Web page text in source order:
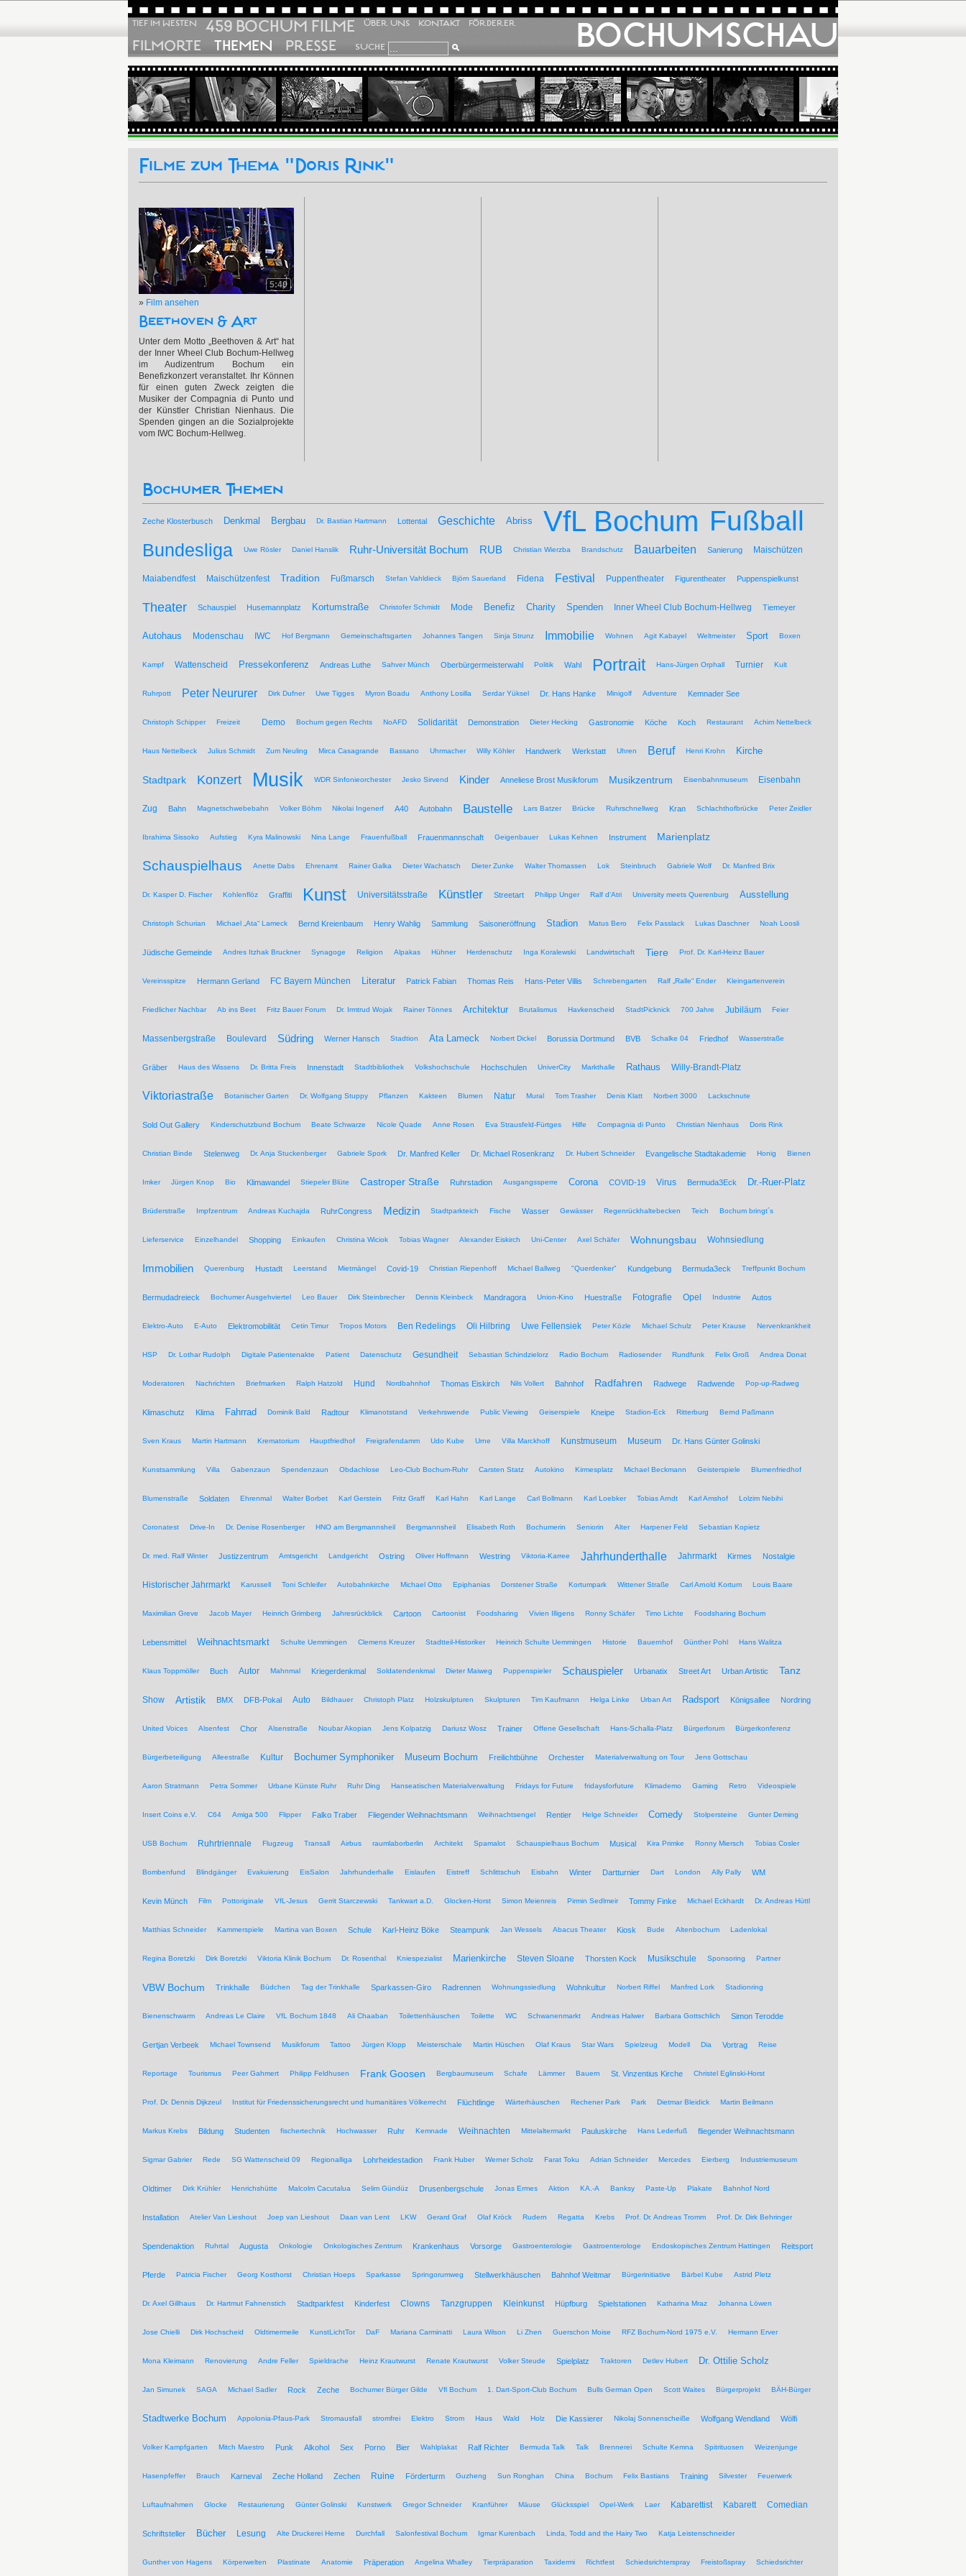
BOCHUMSCHAU
TIEF IM WESTEN 459 BOCHUM FILME ÜBER UNS KONTAKT FÖRDERER
FILMORTE THEMEN PRESSE SUCHE
Filme zum Thema "Doris Rink"
5:40
» Film ansehen
Beethoven & Art
Unter dem Motto „Beethoven & Art“ hat
der Inner Wheel Club Bochum-Hellweg
im Audizentrum Bochum ein
Benefizkonzert veranstaltet. Ihr Können
für einen guten Zweck zeigten die
Musiker der Compagnia di Punto und
der Künstler Christian Nienhaus. Die
Spenden gingen an die Sozialprojekte
vom IWC Bochum-Hellweg.
Bochumer Themen
Zeche Klosterbusch Denkmal Bergbau Dr. Bastian Hartmann Lottental Geschichte Abriss VfL Bochum Fußball
Bundesliga Uwe Rösler Daniel Hanslik Ruhr-Universität Bochum RUB Christian Wierzba Brandschutz Bauarbeiten Sanierung Maischützen
Maiabendfest Maischützenfest Tradition Fußmarsch Stefan Vahldieck Björn Sauerland Fidena Festival Puppentheater Figurentheater Puppenspielkunst
Theater Schauspiel Husemannplatz Kortumstraße Christofer Schmidt Mode Benefiz Charity Spenden Inner Wheel Club Bochum-Hellweg Tiemeyer
Autohaus Modenschau IWC Hof Bergmann Gemeinschaftsgarten Johannes Tangen Sinja Strunz Immobilie Wohnen Agit Kabayel Weltmeister Sport Boxen
Kampf Wattenscheid Pressekonferenz Andreas Luthe Sahver Münch Oberbürgermeisterwahl Politik Wahl Portrait Hans-Jürgen Orphall Turnier Kult
Ruhrpott Peter Neururer Dirk Dufner Uwe Tigges Myron Boadu Anthony Losilla Serdar Yüksel Dr. Hans Hanke Minigolf Adventure Kemnader See
Christoph Schipper Freizeit Demo Bochum gegen Rechts NoAFD Solidarität Demonstration Dieter Hecking Gastronomie Köche Koch Restaurant Achim Nettelbeck
Haus Nettelbeck Julius Schmidt Zum Neuling Mirca Casagrande Bassano Uhrmacher Willy Köhler Handwerk Werkstatt Uhren Beruf Henri Krohn Kirche
Stadtpark Konzert Musik WDR Sinfonieorchester Jesko Sirvend Kinder Anneliese Brost Musikforum Musikzentrum Eisenbahnmuseum Eisenbahn
Zug Bahn Magnetschwebebahn Volker Böhm Nikolai Ingenerf A40 Autobahn Baustelle Lars Batzer Brücke Ruhrschnellweg Kran Schlachthofbrücke Peter Zeidler
Ibrahima Sissoko Aufstieg Kyra Malinowski Nina Lange Frauenfußball Frauenmannschaft Geigenbauer Lukas Kehnen Instrument Marienplatz
Schauspielhaus Anette Dabs Ehrenamt Rainer Galka Dieter Wachatsch Dieter Zunke Walter Thomassen Lok Steinbruch Gabriele Wolf Dr. Manfred Brix
Dr. Kasper D. Fischer Kohlenflöz Graffiti Kunst Universitätsstraße Künstler Streetart Philipp Unger Ralf d'Atri University meets Querenburg Ausstellung
Christoph Schurian Michael „Ata“ Lameck Bernd Kreienbaum Henry Wahlig Sammlung Saisoneröffnung Stadion Matus Bero Felix Passlack Lukas Daschner Noah Loosli
Jüdische Gemeinde Andres Itzhak Bruckner Synagoge Religion Alpakas Hühner Herdenschutz Inga Koralewski Landwirtschaft Tiere Prof. Dr. Karl-Heinz Bauer
Vereinsspitze Hermann Gerland FC Bayern München Literatur Patrick Fabian Thomas Reis Hans-Peter Villis Schrebengarten Ralf „Ralle“ Ender Kleingartenverein
Friedlicher Nachbar Ab ins Beet Fritz Bauer Forum Dr. Irmtrud Wojak Rainer Tönnes Architektur Brutalismus Havkenscheid StadtPicknick 700 Jahre Jubiläum Feier
Massenbergstraße Boulevard Südring Werner Hansch Stadtion Ata Lameck Norbert Dickel Borussia Dortmund BVB Schalke 04 Friedhof Wasserstraße
Gräber Haus des Wissens Dr. Britta Freis Innenstadt Stadtbibliothek Volkshochschule Hochschulen UniverCity Markthalle Rathaus Willy-Brandt-Platz
Viktoriastraße Botanischer Garten Dr. Wolfgang Stuppy Pflanzen Kakteen Blumen Natur Mural Tom Trasher Denis Klatt Norbert 3000 Lackschnute
Sold Out Gallery Kinderschutzbund Bochum Beate Schwarze Nicole Quade Anne Rosen Eva Strausfeld-Fürtges Hilfe Compagnia di Punto Christian Nienhaus Doris Rink
Christian Binde Stelenweg Dr. Anja Stuckenberger Gabriele Spork Dr. Manfred Keller Dr. Michael Rosenkranz Dr. Hubert Schneider Evangelische Stadtakademie Honig Bienen
Imker Jürgen Knop Bio Klimawandel Stiepeler Blüte Castroper Straße Ruhrstadion Ausgangssperre Corona COVID-19 Virus Bermuda3Eck Dr.-Ruer-Platz
Brüderstraße Impfzentrum Andreas Kuchajda RuhrCongress Medizin Stadtparkteich Fische Wasser Gewässer Regenrückhaltebecken Teich Bochum bringt´s
Lieferservice Einzelhandel Shopping Einkaufen Christina Wiciok Tobias Wagner Alexander Eiskirch Uni-Center Axel Schäfer Wohnungsbau Wohnsiedlung
Immobilien Querenburg Hustadt Leerstand Mietmängel Covid-19 Christian Riepenhoff Michael Ballweg "Querdenker" Kundgebung Bermuda3eck Treffpunkt Bochum
Bermudadreieck Bochumer Ausgehviertel Leo Bauer Dirk Steinbrecher Dennis Kleinbeck Mandragora Union-Kino Huestraße Fotografie Opel Industrie Autos
Elektro-Auto E-Auto Elektromobilität Cetin Timur Tropos Motors Ben Redelings Oli Hilbring Uwe Fellensiek Peter Közle Michael Schulz Peter Krause Nervenkrankheit
HSP Dr. Lothar Rudolph Digitale Patientenakte Patient Datenschutz Gesundheit Sebastian Schindzielorz Radio Bochum Radiosender Rundfunk Felix Groß Andrea Donat
Moderatoren Nachrichten Briefmarken Ralph Hatzold Hund Nordbahnhof Thomas Eiskirch Nils Vollert Bahnhof Radfahren Radwege Radwende Pop-up-Radweg
Klimaschutz Klima Fahrrad Dominik Bald Radtour Klimanotstand Verkehrswende Public Viewing Geiserspiele Kneipe Stadion-Eck Ritterburg Bernd Paßmann
Sven Kraus Martin Hartmann Krematorium Hauptfriedhof Freigrafendamm Udo Kube Urne Villa Marckhoff Kunstmuseum Museum Dr. Hans Günter Golinski
Kunstsammlung Villa Gabenzaun Spendenzaun Obdachlose Leo-Club Bochum-Ruhr Carsten Statz Autokino Kirmesplatz Michael Beckmann Geisterspiele Blumenfriedhof
Blumenstraße Soldaten Ehrenmal Walter Borbet Karl Gerstein Fritz Graff Karl Hahn Karl Lange Carl Bollmann Karl Loebker Tobias Arndt Karl Amshof Lolzim Nebihi
Coronatest Drive-In Dr. Denise Rosenberger HNO am Bergmannsheil Bergmannsheil Elisabeth Roth Bochumerin Seniorin Alter Harpener Feld Sebastian Kopietz
Dr. med. Ralf Winter Justizzentrum Amtsgericht Landgericht Ostring Oliver Hoffmann Westring Viktoria-Karree Jahrhunderthalle Jahrmarkt Kirmes Nostalgie
Historischer Jahrmarkt Karussell Toni Schleifer Autobahnkirche Michael Otto Epiphanias Dorstener Straße Kortumpark Wittener Straße Carl Arnold Kortum Louis Baare
Maximilian Greve Jacob Mayer Heinrich Grimberg Jahresrückblick Cartoon Cartoonist Foodsharing Vivien Illigens Ronny Schäfer Timo Lichte Foodsharing Bochum
Lebensmittel Weihnachtsmarkt Schulte Uemmingen Clemens Kreuzer Stadtteil-Historiker Heinrich Schulte Uemmingen Historie Bauernhof Günther Pohl Hans Walitza
Klaus Toppmöller Buch Autor Mahnmal Kriegerdenkmal Soldatendenkmal Dieter Maiweg Puppenspieler Schauspieler Urbanatix Street Art Urban Artistic Tanz
Show Artistik BMX DFB-Pokal Auto Bildhauer Christoph Platz Holzskulpturen Skulpturen Tim Kaufmann Helga Linke Urban Art Radsport Königsallee Nordring
United Voices Alsenfest Chor Alsenstraße Noubar Akopian Jens Kolpatzig Dariusz Wosz Trainer Offene Gesellschaft Hans-Schalla-Platz Bürgerforum Bürgerkonferenz
Bürgerbeteiligung Alleestraße Kultur Bochumer Symphoniker Museum Bochum Freilichtbühne Orchester Materialverwaltung on Tour Jens Gottschau
Aaron Stratmann Petra Sommer Urbane Künste Ruhr Ruhr Ding Hanseatischen Materialverwaltung Fridays for Future fridaysforfuture Klimademo Gaming Retro Videospiele
Insert Coins e.V. C64 Amiga 500 Flipper Falko Traber Fliegender Weihnachtsmann Weihnachtsengel Rentier Helge Schneider Comedy Stolpersteine Gunter Deming
USB Bochum Ruhrtriennale Flugzeug Transall Airbus raumlaborberlin Architekt Spamalot Schauspielhaus Bochum Musical Kira Primke Ronny Miersch Tobias Cosler
Bombenfund Blindgänger Evakuierung EisSalon Jahrhunderhalle Eislaufen Eistreff Schlittschuh Eisbahn Winter Dartturnier Dart London Ally Pally WM
Kevin Münch Film Pottoriginale VfL-Jesus Gerrit Starczewski Tankwart a.D. Glocken-Horst Simon Meienreis Pirmin Sedlmeir Tommy Finke Michael Eckhardt Dr. Andreas Hüttl
Matthias Schneider Kammerspiele Martina van Boxen Schule Karl-Heinz Böke Steampunk Jan Wessels Abacus Theater Kiosk Bude Altenbochum Ladenlokal
Regina Boretzki Dirk Boretzki Viktoria Klinik Bochum Dr. Rosenthal Kniespezialist Marienkirche Steven Sloane Thorsten Kock Musikschule Sponsoring Partner
VBW Bochum Trinkhalle Büdchen Tag der Trinkhalle Sparkassen-Giro Radrennen Wohnungssiedlung Wohnkultur Norbert Riffel Manfred Lork Stadionring
Bienenschwarm Andreas Le Claire VfL Bochum 1848 Ali Chaaban Toilettenhäuschen Toilette WC Schwanenmarkt Andreas Halwer Barbara Gottschlich Simon Terodde
Gertjan Verbeek Michael Townsend Musikforum Tattoo Jürgen Klopp Meisterschale Martin Hüschen Olaf Kraus Star Wars Spielzeug Modell Dia Vortrag Reise
Reportage Tourismus Peer Gahmert Philipp Feldhusen Frank Goosen Bergbaumuseum Schafe Lämmer Bauern St. Vinzentius Kirche Christel Eglinski-Horst
Prof. Dr. Dennis Dijkzeul Institut für Friedenssicherungsrecht und humanitäres Völkerrecht Flüchtlinge Wärterhäuschen Rechener Park Park Dietmar Bleidick Martin Beilmann
Markus Krebs Bildung Studenten fischertechnik Hochwasser Ruhr Kemnade Weihnachten Mittelaltermarkt Pauluskirche Hans Lederfuß fliegender Weihnachtsmann
Sigmar Gabrier Rede SG Wattenscheid 09 Regionalliga Lohrheidestadion Frank Huber Werner Scholz Farat Toku Adrian Schneider Mercedes Eierberg Industriemuseum
Oldtimer Dirk Krühler Henrichshütte Malcolm Cacutalua Selim Gündüz Drusenbergschule Jonas Ermes Aktion KA.-A Banksy Paste-Up Plakate Bahnhof Nord
Installation Atelier Van Lieshout Joep van Lieshout Daan van Lent LKW Gerard Graf Olaf Kröck Rudern Regatta Krebs Prof. Dr. Andreas Tromm Prof. Dr. Dirk Behringer
Spendenaktion Ruhrtal Augusta Onkologie Onkologisches Zentrum Krankenhaus Vorsorge Gastroenterologie Gastroenterologe Endoskopisches Zentrum Hattingen Reitsport
Pferde Patricia Fischer Georg Kosthorst Christian Hoeps Sparkasse Springorumweg Stellwerkhäuschen Bahnhof Weitmar Bürgerinitiative Bärbel Kube Astrid Pletz
Dr. Axel Gillhaus Dr. Hartmut Fahnenstich Stadtparkfest Kinderfest Clowns Tanzgruppen Kleinkunst Hüpfburg Spielstationen Katharina Mraz Johanna Löwen
Jose Chielli Dirk Hochscheid Oldtimermeile KunstLichtTor DaF Mariana Carminatti Laura Wilson Li Zhen Guerschon Moise RFZ Bochum-Nord 1975 e.V. Hermann Erver
Mona Kleimann Renovierung Andre Feller Spieldrache Heinz Krautwurst Renate Krautwurst Volker Steude Spielplatz Traktoren Detlev Hubert Dr. Ottilie Scholz
Jan Simunek SAGA Michael Sadler Rock Zeche Bochumer Bürger Gilde Vfl Bochum 1. Dart-Sport-Club Bochum Bulls German Open Scott Waites Bürgerprojekt BÄH-Bürger
Stadtwerke Bochum Appolonia-Pfaus-Park Stromausfall stromfrei Elektro Strom Haus Wald Holz Die Kassierer Nikolaj Sonnenscheiße Wolfgang Wendland Wölfi
Volker Kampfgarten Mitch Maestro Punk Alkohol Sex Porno Bier Wahlplakat Ralf Richter Bermuda Talk Talk Brennerei Schulte Kemna Spitrituosen Weizenjunge
Hasenpfeffer Brauch Karneval Zeche Holland Zechen Ruine Förderturm Guzheng Sun Ronghan China Bochum Felix Bastians Training Silvester Feuerwerk
Luftaufnahmen Glocke Restaurierung Günter Golinski Kunstwerk Gregor Schneider Kranführer Mäuse Glücksspiel Opel-Werk Laer Kabarettist Kabarett Comedian
Schriftsteller Bücher Lesung Alte Druckerei Herne Durchfall Salonfestival Bochum Igmar Kurenbach Linda, Todd and the Hairy Two Katja Leistenschneider
Gunther von Hagens Körperwelten Plastinate Anatomie Präperation Angelina Whalley Tierpräparation Taxidermi Richtfest Schiedsrichterspray Freistoßspray Schiedsrichter